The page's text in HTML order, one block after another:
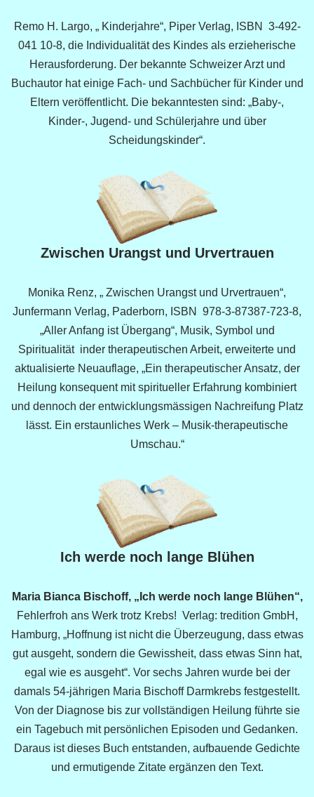
Remo H. Largo, „ Kinderjahre“, Piper Verlag, ISBN 3-492-
041 10-8, die Individualität des Kindes als erzieherische
Herausforderung. Der bekannte Schweizer Arzt und
Buchautor hat einige Fach- und Sachbücher für Kinder und
Eltern veröffentlicht. Die bekanntesten sind: „Baby-,
Kinder-, Jugend- und Schülerjahre und über
Scheidungskinder“.
Zwischen Urangst und Urvertrauen
Monika Renz, „ Zwischen Urangst und Urvertrauen“,
Junfermann Verlag, Paderborn, ISBN 978-3-87387-723-8,
„Aller Anfang ist Übergang“, Musik, Symbol und
Spiritualität inder therapeutischen Arbeit, erweiterte und
aktualisierte Neuauflage, „Ein therapeutischer Ansatz, der
Heilung konsequent mit spiritueller Erfahrung kombiniert
und dennoch der entwicklungsmässigen Nachreifung Platz
lässt. Ein erstaunliches Werk – Musik-therapeutische
Umschau.“
Ich werde noch lange Blühen
Maria Bianca Bischoff, „Ich werde noch lange Blühen“,
Fehlerfroh ans Werk trotz Krebs! Verlag: tredition GmbH,
Hamburg, „Hoffnung ist nicht die Überzeugung, dass etwas
gut ausgeht, sondern die Gewissheit, dass etwas Sinn hat,
egal wie es ausgeht“. Vor sechs Jahren wurde bei der
damals 54-jährigen Maria Bischoff Darmkrebs festgestellt.
Von der Diagnose bis zur vollständigen Heilung führte sie
ein Tagebuch mit persönlichen Episoden und Gedanken.
Daraus ist dieses Buch entstanden, aufbauende Gedichte
und ermutigende Zitate ergänzen den Text.